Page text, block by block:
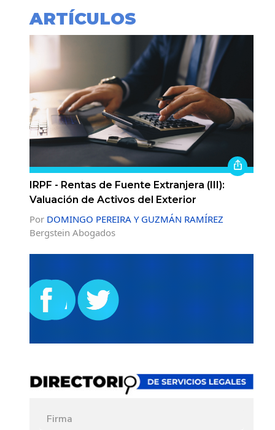
ARTÍCULOS
IRPF - Rentas de Fuente Extranjera (III):
Valuación de Activos del Exterior
Por DOMINGO PEREIRA Y GUZMÁN RAMÍREZ
Bergstein Abogados